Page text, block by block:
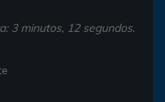
3 minutos, 12 segundos.